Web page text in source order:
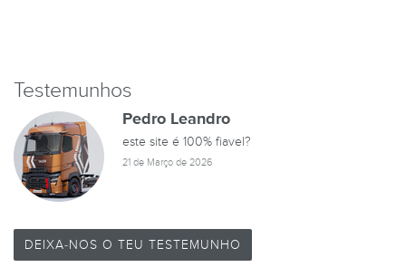
Testemunhos
Pedro Leandro
este site é 100% fiavel?
21 de Março de 2026
DEIXA-NOS O TEU TESTEMUNHO